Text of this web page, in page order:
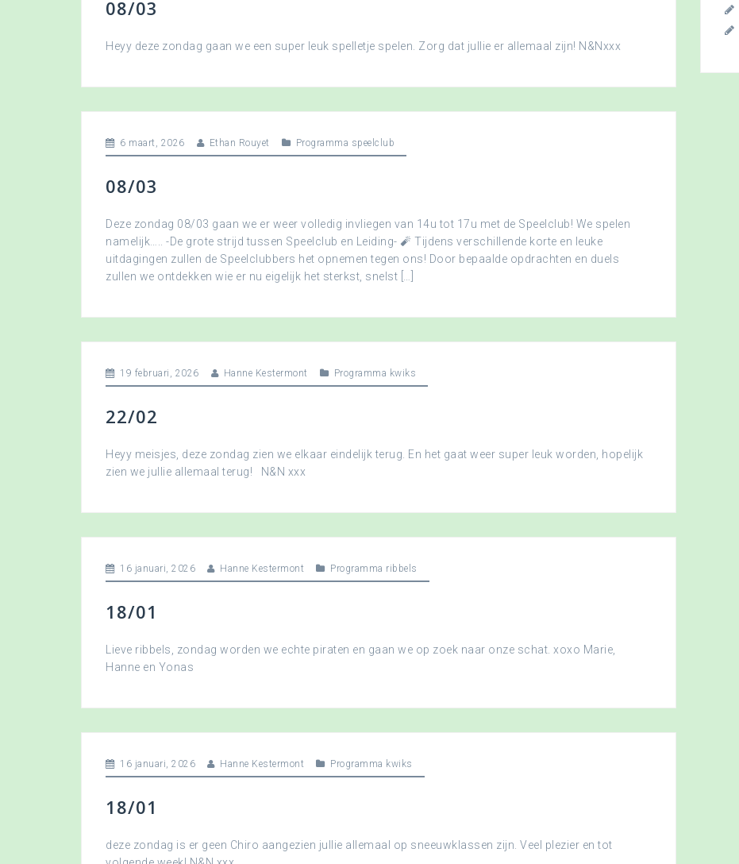
08/03
Heyy deze zondag gaan we een super leuk spelletje spelen. Zorg dat jullie er allemaal zijn! N&Nxxx
6 maart, 2026 Ethan Rouyet Programma speelclub
08/03
Deze zondag 08/03 gaan we er weer volledig invliegen van 14u tot 17u met de Speelclub! We spelen
namelijk….. -De grote strijd tussen Speelclub en Leiding- 🧨 Tijdens verschillende korte en leuke
uitdagingen zullen de Speelclubbers het opnemen tegen ons! Door bepaalde opdrachten en duels
zullen we ontdekken wie er nu eigelijk het sterkst, snelst […]
19 februari, 2026 Hanne Kestermont Programma kwiks
22/02
Heyy meisjes, deze zondag zien we elkaar eindelijk terug. En het gaat weer super leuk worden, hopelijk
zien we jullie allemaal terug! N&N xxx
16 januari, 2026 Hanne Kestermont Programma ribbels
18/01
Lieve ribbels, zondag worden we echte piraten en gaan we op zoek naar onze schat. xoxo Marie,
Hanne en Yonas
16 januari, 2026 Hanne Kestermont Programma kwiks
18/01
deze zondag is er geen Chiro aangezien jullie allemaal op sneeuwklassen zijn. Veel plezier en tot